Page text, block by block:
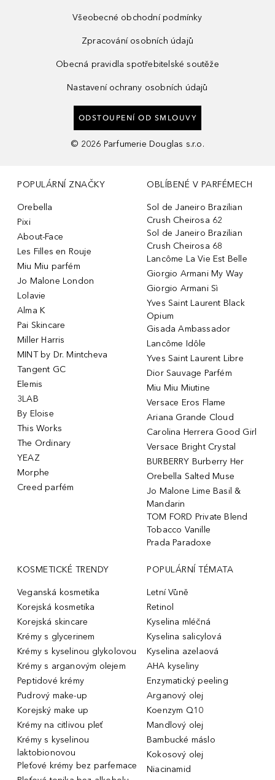
Všeobecné obchodní podmínky
Zpracování osobních údajů
Obecná pravidla spotřebitelské soutěže
Nastavení ochrany osobních údajů
ODSTOUPENÍ OD SMLOUVY
© 2026 Parfumerie Douglas s.r.o.
POPULÁRNÍ ZNAČKY
Orebella
Pixi
About-Face
Les Filles en Rouje
Miu Miu parfém
Jo Malone London
Lolavie
Alma K
Pai Skincare
Miller Harris
MINT by Dr. Mintcheva
Tangent GC
Elemis
3LAB
By Eloise
This Works
The Ordinary
YEAZ
Morphe
Creed parfém
OBLÍBENÉ V PARFÉMECH
Sol de Janeiro Brazilian
Crush Cheirosa 62
Sol de Janeiro Brazilian
Crush Cheirosa 68
Lancôme La Vie Est Belle
Giorgio Armani My Way
Giorgio Armani Sì
Yves Saint Laurent Black
Opium
Gisada Ambassador
Lancôme Idôle
Yves Saint Laurent Libre
Dior Sauvage Parfém
Miu Miu Miutine
Versace Eros Flame
Ariana Grande Cloud
Carolina Herrera Good Girl
Versace Bright Crystal
BURBERRY Burberry Her
Orebella Salted Muse
Jo Malone Lime Basil &
Mandarin
TOM FORD Private Blend
Tobacco Vanille
Prada Paradoxe
KOSMETICKÉ TRENDY
Veganská kosmetika
Korejská kosmetika
Korejská skincare
Krémy s glycerinem
Krémy s kyselinou glykolovou
Krémy s arganovým olejem
Peptidové krémy
Pudrový make-up
Korejský make up
Krémy na citlivou pleť
Krémy s kyselinou
laktobionovou
Pleťové krémy bez parfemace
POPULÁRNÍ TÉMATA
Letní Vůně
Retinol
Kyselina mléčná
Kyselina salicylová
Kyselina azelaová
AHA kyseliny
Enzymatický peeling
Arganový olej
Koenzym Q10
Mandlový olej
Bambucké máslo
Kokosový olej
Niacinamid